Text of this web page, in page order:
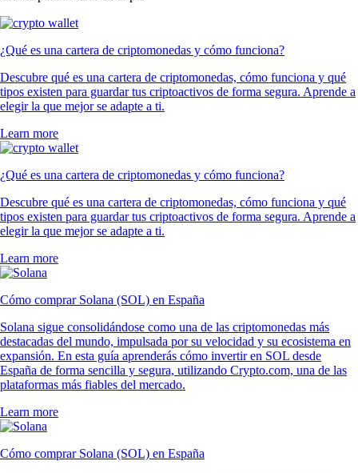
¿Qué es una cartera de criptomonedas y cómo funciona?
Descubre qué es una cartera de criptomonedas, cómo funciona y qué
tipos existen para guardar tus criptoactivos de forma segura. Aprende a
elegir la que mejor se adapte a ti.
Learn more
¿Qué es una cartera de criptomonedas y cómo funciona?
Descubre qué es una cartera de criptomonedas, cómo funciona y qué
tipos existen para guardar tus criptoactivos de forma segura. Aprende a
elegir la que mejor se adapte a ti.
Learn more
Cómo comprar Solana (SOL) en España
Solana sigue consolidándose como una de las criptomonedas más
destacadas del mundo, impulsada por su velocidad y su ecosistema en
expansión. En esta guía aprenderás cómo invertir en SOL desde
España de forma sencilla y segura, utilizando Crypto.com, una de las
plataformas más fiables del mercado.
Learn more
Cómo comprar Solana (SOL) en España